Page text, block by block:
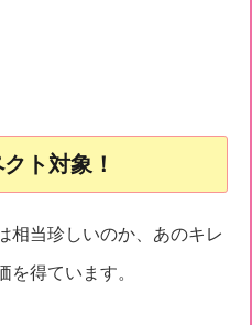
ト対象！
相当珍しいのか、あのキレ
得ています。